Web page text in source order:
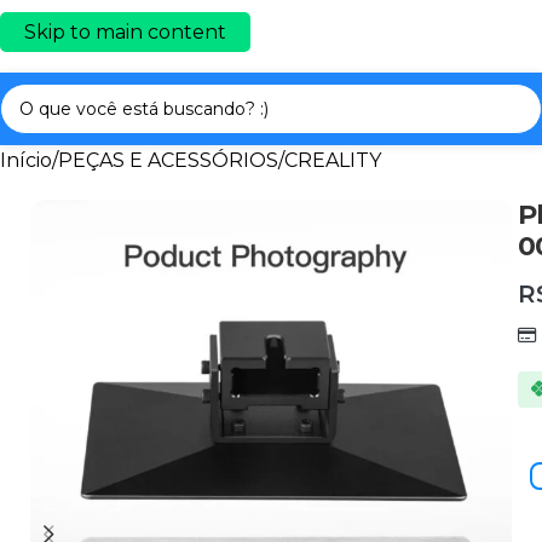
Skip to main content
Início/PEÇAS E ACESSÓRIOS/CREALITY